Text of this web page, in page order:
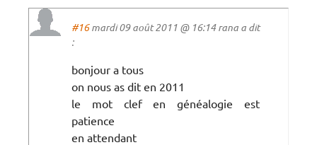
#16mardi 09 août 2011 @ 16:14 rana a dit
:
bonjour a tous
on nous as dit en 2011
le mot clef en généalogie est
patience
en attendant